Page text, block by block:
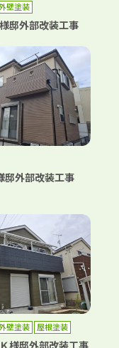
壁塗装
邸外部改装工事
外部改装工事
壁塗装 屋根塗装